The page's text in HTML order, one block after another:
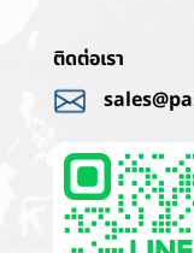
ติดต่อเรา